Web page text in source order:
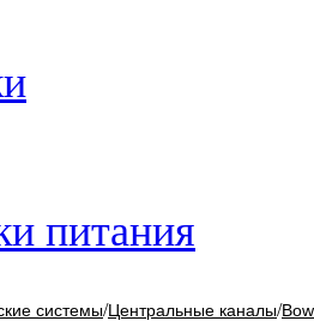
питания
системы/Центральные каналы/